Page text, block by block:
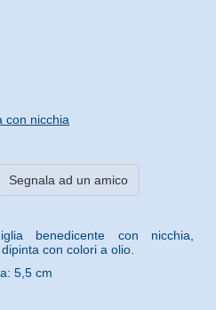
con nicchia
Segnala ad un amico
benedicente con nicchia,
con colori a olio.
5,5 cm